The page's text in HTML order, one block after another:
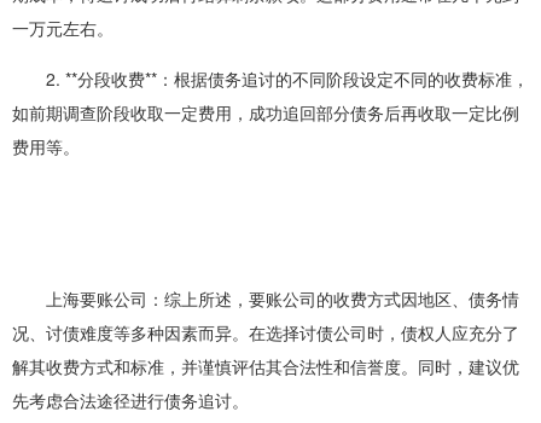
一万元左右。
2. **分段收费**：根据债务追讨的不同阶段设定不同的收费标准，
如前期调查阶段收取一定费用，成功追回部分债务后再收取一定比例
费用等。
上海要账公司：综上所述，要账公司的收费方式因地区、债务情
况、讨债难度等多种因素而异。在选择讨债公司时，债权人应充分了
解其收费方式和标准，并谨慎评估其合法性和信誉度。同时，建议优
先考虑合法途径进行债务追讨。